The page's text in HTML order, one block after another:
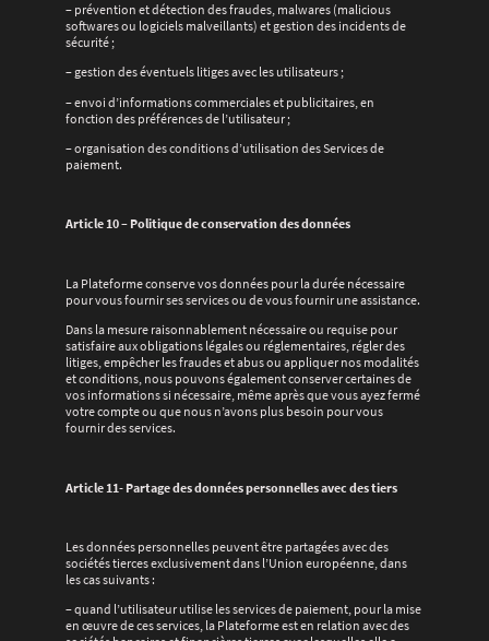
– prévention et détection des fraudes, malwares (malicious
softwares ou logiciels malveillants) et gestion des incidents de
sécurité ;
– gestion des éventuels litiges avec les utilisateurs ;
– envoi d’informations commerciales et publicitaires, en
fonction des préférences de l’utilisateur ;
– organisation des conditions d’utilisation des Services de
paiement.
Article 10 – Politique de conservation des données
La Plateforme conserve vos données pour la durée nécessaire
pour vous fournir ses services ou de vous fournir une assistance.
Dans la mesure raisonnablement nécessaire ou requise pour
satisfaire aux obligations légales ou réglementaires, régler des
litiges, empêcher les fraudes et abus ou appliquer nos modalités
et conditions, nous pouvons également conserver certaines de
vos informations si nécessaire, même après que vous ayez fermé
votre compte ou que nous n’avons plus besoin pour vous
fournir des services.
Article 11- Partage des données personnelles avec des tiers
Les données personnelles peuvent être partagées avec des
sociétés tierces exclusivement dans l’Union européenne, dans
les cas suivants :
– quand l’utilisateur utilise les services de paiement, pour la mise
en œuvre de ces services, la Plateforme est en relation avec des